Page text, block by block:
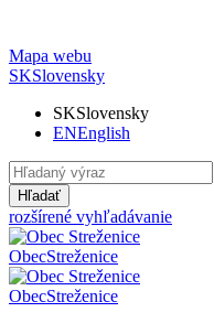
Mapa webu
SKSlovensky
SKSlovensky
ENEnglish
Hľadať
rozšírené vyhľadávanie
ObecStreženice
ObecStreženice